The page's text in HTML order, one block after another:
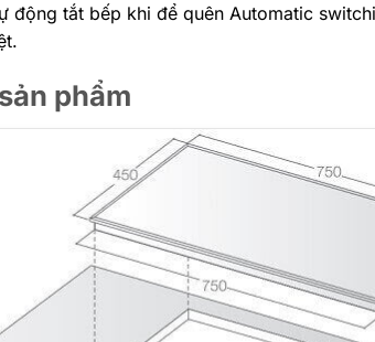
động tắt bếp khi để quên Automatic
phẩm